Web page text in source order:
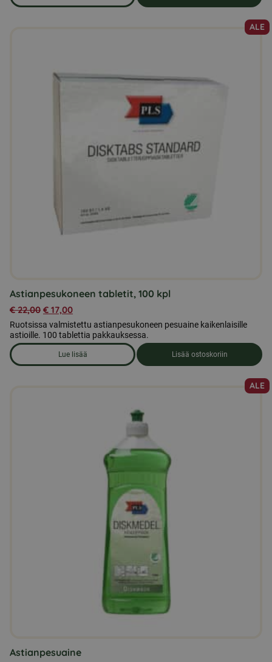
om produkten Auringonkukansiemeniä 5 kg
ALE
Astianpesukoneen tabletit, 100 kpl
€22,00 € 17,00
Ruotsissa valmistettu astianpesukoneen pesuaine kaikenlaisille
astioille. 100 tablettia pakkauksessa.
Lue lisää
om produkten Astianpesukoneen tabletit, 100 kpl
Lisää ostoskoriin
ALE
Astianpesuaine